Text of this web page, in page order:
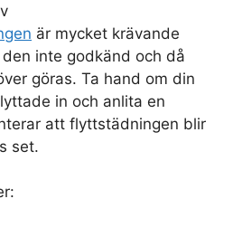
är mycket krävande
inte godkänd och då
göras. Ta hand om din
in och anlita en
att flyttstädningen blir
set.